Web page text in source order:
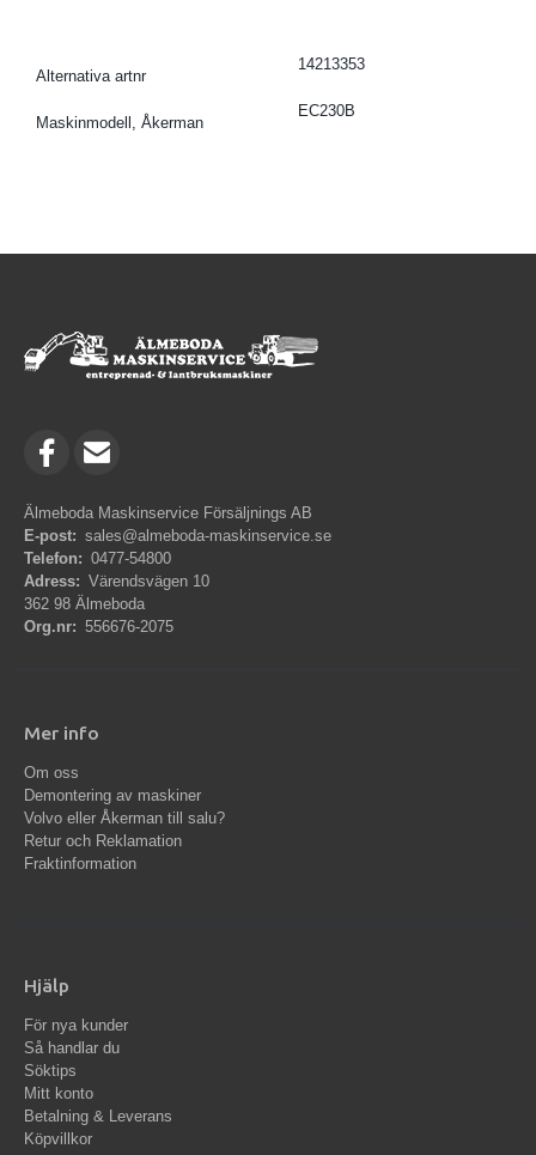
Alternativa artnr
14213353
Maskinmodell, Åkerman
EC230B
Älmeboda Maskinservice Försäljnings AB
E-post: sales@almeboda-maskinservice.se
Telefon: 0477-54800
Adress: Värendsvägen 10
362 98 Älmeboda
Org.nr: 556676-2075
Mer info
Om oss
Demontering av maskiner
Volvo eller Åkerman till salu?
Retur och Reklamation
Fraktinformation
Hjälp
För nya kunder
Så handlar du
Söktips
Mitt konto
Betalning & Leverans
Köpvillkor